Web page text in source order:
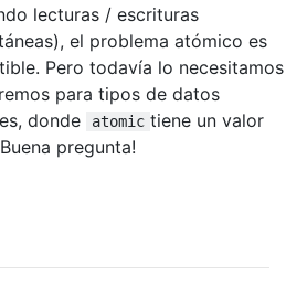
lecturas / escrituras
el problema atómico es
Pero todavía lo necesitamos
para tipos de datos
donde
atomic tiene un valor
pregunta!